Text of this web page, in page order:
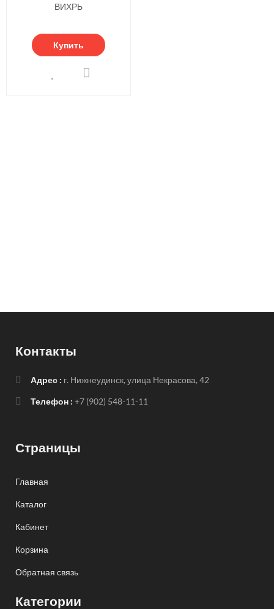
ВИХРЬ
Купить
Контакты
Адрес : г. Нижнеудинск, улица Некрасова, 42
Телефон : +7 (902) 548-11-11
Страницы
Главная
Каталог
Кабинет
Корзина
Обратная связь
Категории